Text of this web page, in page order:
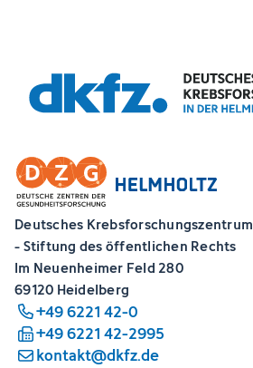
Deutsches Krebsforschungszentrum
- Stiftung des öffentlichen Rechts
Im Neuenheimer Feld 280
69120 Heidelberg
+49 6221 42-0
+49 6221 42-2995
kontakt@dkfz.de